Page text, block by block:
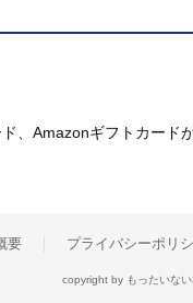
、Amazonギフトカード
要 プライバシーポリ
copyright by もったいな